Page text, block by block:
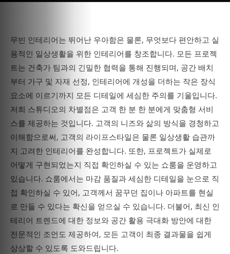
무빈 인테리어는 뛰어난 우아함은 물론, 무엇보다 편안하고 실
용적인 일상생활을 위한 인테리어를 창조합니다. 모든 프로젝
트는 건축가 팀과의 긴밀한 협력을 통해 진행되며, 공간 배치
부터 가구 및 자재 선정, 인테리어에 개성을 더하는 작은 장식
요소에 이르기까지 모든 디테일에 세심한 주의를 기울입니다.
저희 스튜디오의 차별점은 고객 한 분 한 분에게 맞춤형 서비
스를 제공하는 것입니다. 고객의 니즈와 삶의 방식을 경청하고
이해함으로써, 고객의 라이프스타일은 물론 일상생활 습관까
지 고려한 인테리어를 완성합니다. 또한, 프로젝트가 실제로
어떻게 구현되었는지 직접 확인하실 수 있는 쇼룸을 운영하고
있습니다. 쇼룸에서는 마감 품질과 세심한 디테일을 눈으로 직
접 확인하실 수 있어, 고객께서 꿈꾸던 집이나 아파트를 현실
로 만들 수 있다는 확신을 얻으실 수 있습니다. 더불어, 최신 인
테리어 트렌드에 대한 정보와 공간 활용 극대화 방안에 대한
전문적인 조언도 제공하여, 모든 고객이 최종 결과물을 쉽게
상상할 수 있도록 도와드립니다.